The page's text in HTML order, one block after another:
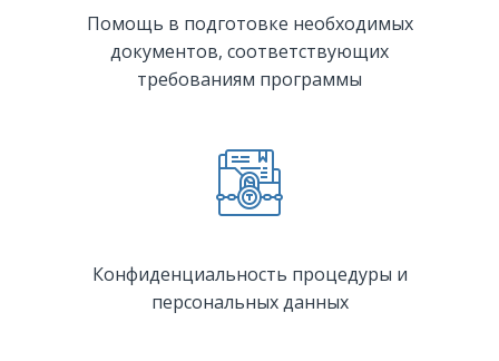
Помощь в подготовке необходимых
документов, соответствующих
требованиям программы
Конфиденциальность процедуры и
персональных данных